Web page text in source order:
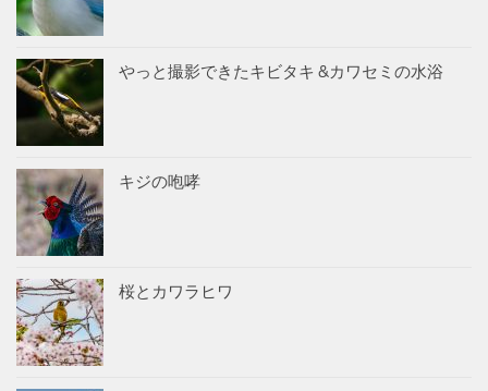
やっと撮影できたキビタキ &カワセミの水浴
キジの咆哮
桜とカワラヒワ